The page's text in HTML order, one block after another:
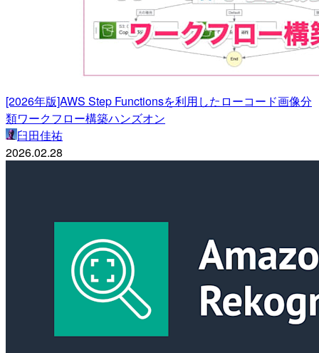
[2026年版]AWS Step Functionsを利用したローコード画像分
類ワークフロー構築ハンズオン
臼田佳祐
2026.02.28